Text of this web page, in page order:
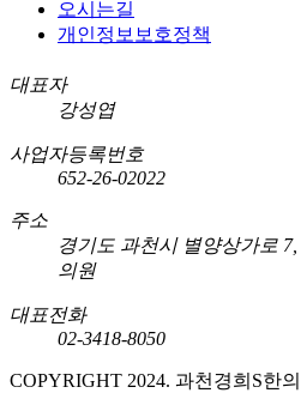
오시는길
개인정보보호정책
대표자
강성엽
사업자등록번호
652-26-02022
주소
경기도 과천시 별양상가로
의원
대표전화
02-3418-8050
COPYRIGHT 2024. 과천경희S한